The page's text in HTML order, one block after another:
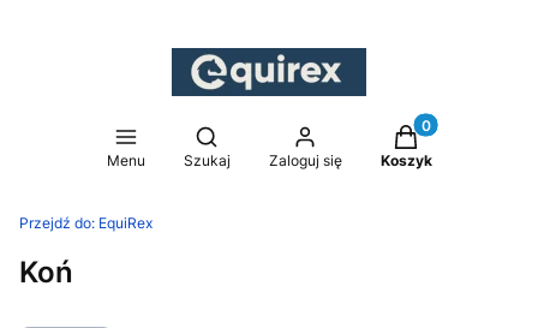
Menu
Otwórz wyszukiwarkę
Szukaj Zaloguj się
Produkty w
Koszyk
Przejdź do: EquiRex
Koń